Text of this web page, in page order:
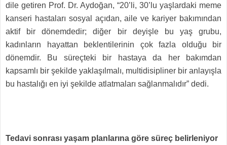
dile getiren Prof. Dr. Aydoğan, “20’li, 30’lu yaşlardaki meme
kanseri hastaları sosyal açıdan, aile ve kariyer bakımından
aktif bir dönemdedir; diğer bir deyişle bu yaş grubu,
kadınların hayattan beklentilerinin çok fazla olduğu bir
dönemdir. Bu süreçteki bir hastaya da her bakımdan
kapsamlı bir şekilde yaklaşılmalı, multidisipliner bir anlayışla
bu hastalığı en iyi şekilde atlatmaları sağlanmalıdır” dedi.
Tedavi sonrası yaşam planlarına göre süreç belirleniyor